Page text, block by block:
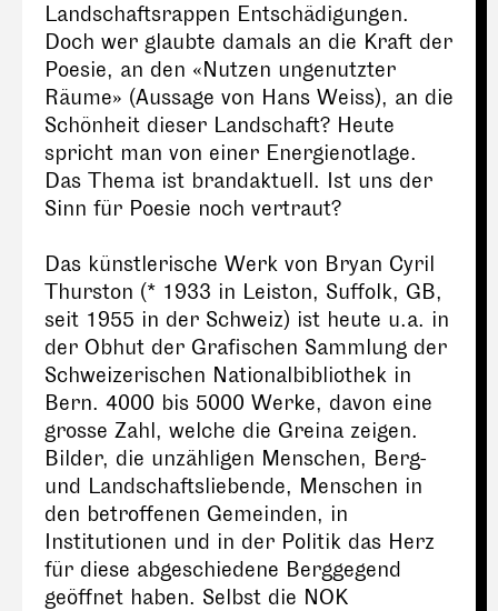
Landschaftsrappen Entschädigungen.
Doch wer glaubte damals an die Kraft der
Poesie, an den «Nutzen ungenutzter
Räume» (Aussage von Hans Weiss), an die
Schönheit dieser Landschaft? Heute
spricht man von einer Energienotlage.
Das Thema ist brandaktuell. Ist uns der
Sinn für Poesie noch vertraut?
Das künstlerische Werk von Bryan Cyril
Thurston (* 1933 in Leiston, Suffolk, GB,
seit 1955 in der Schweiz) ist heute u.a. in
der Obhut der Grafischen Sammlung der
Schweizerischen Nationalbibliothek in
Bern. 4000 bis 5000 Werke, davon eine
grosse Zahl, welche die Greina zeigen.
Bilder, die unzähligen Menschen, Berg-
und Landschaftsliebende, Menschen in
den betroffenen Gemeinden, in
Institutionen und in der Politik das Herz
für diese abgeschiedene Berggegend
geöffnet haben. Selbst die NOK